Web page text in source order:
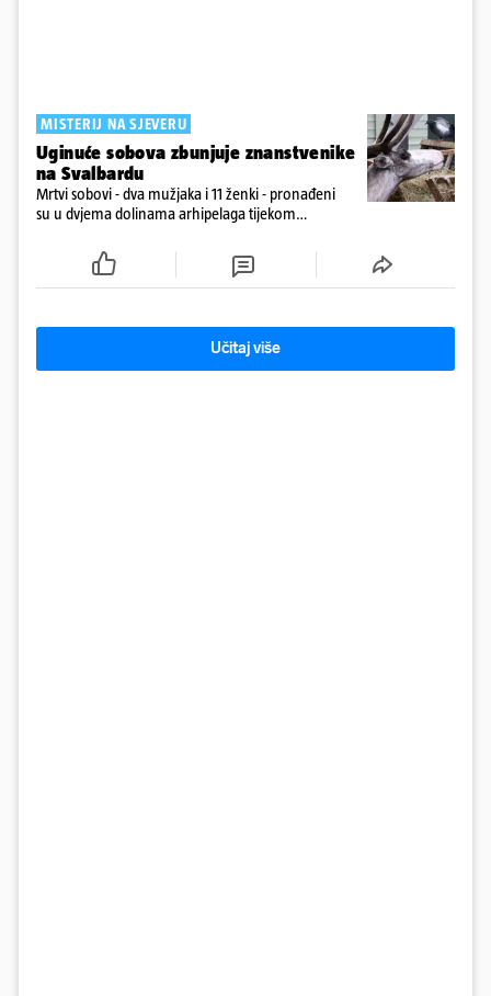
MISTERIJ NA SJEVERU
Uginuće sobova zbunjuje znanstvenike
na Svalbardu
Mrtvi sobovi - dva mužjaka i 11 ženki - pronađeni
su u dvjema dolinama arhipelaga tijekom
Učitaj više